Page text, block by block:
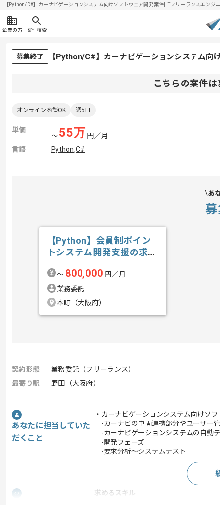
【Python/C#】カーナビゲーションシステム向けソフトウェア開発案件| ITフリーランスエン
企業の方 案件検索
募集終了 【Python/C#】カーナビゲーションシステム向
こちらの案件
オンライン商談OK 週5日
単価
〜55万 円／月
言語
Python,C#
あ
【Python】会員制ポイン
トシステム開発支援の求
〜 800,000 円／月
業務委託
本町（大阪府）
契約形態
業務委託（フリーランス）
最寄り駅
野田（大阪府）
あなたに担当していた
だくこと
・カーナビゲーションシステム向けソ
-カーナビの車両連携部分やユーザー
-カーナビゲーションシステムの自動
-開発フェーズ
-要求分析～システムテスト
求めるスキル